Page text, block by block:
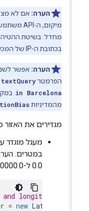
הערה:אם לא
בכתובת ה-IP של המכשיר כדי להטות את התוצאות.
הערה:אפשר לשנות
הפרמטרtextQuery
in Barcelona
.
מהמדיניות
מגדירים את האזור
מעגל מוגדר על
במטרים. הערך
and longitude
= new